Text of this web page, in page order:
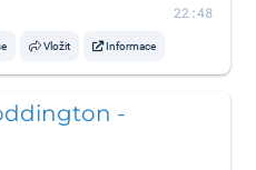
22:48
Vložit Informace
-